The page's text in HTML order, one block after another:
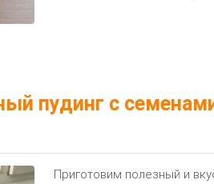
пудинг с
Приготовим полезный и